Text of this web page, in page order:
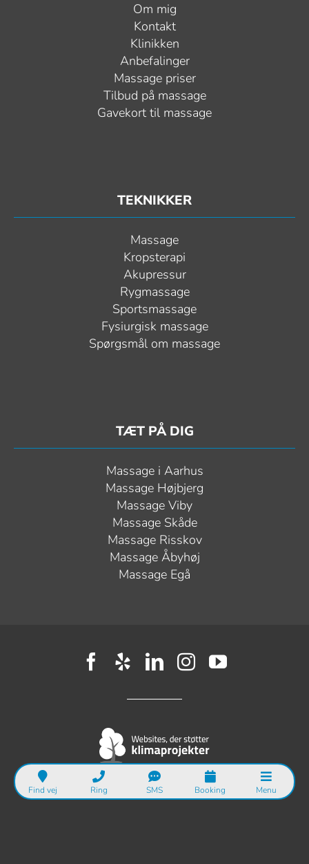
Om mig
Kontakt
Klinikken
Anbefalinger
Massage priser
Tilbud på massage
Gavekort til massage
TEKNIKKER
Massage
Kropsterapi
Akupressur
Rygmassage
Sportsmassage
Fysiurgisk massage
Spørgsmål om massage
TÆT PÅ DIG
Massage i Aarhus
Massage Højbjerg
Massage Viby
Massage Skåde
Massage Risskov
Massage Åbyhøj
Massage Egå
Find vej Ring SMS Booking Menu